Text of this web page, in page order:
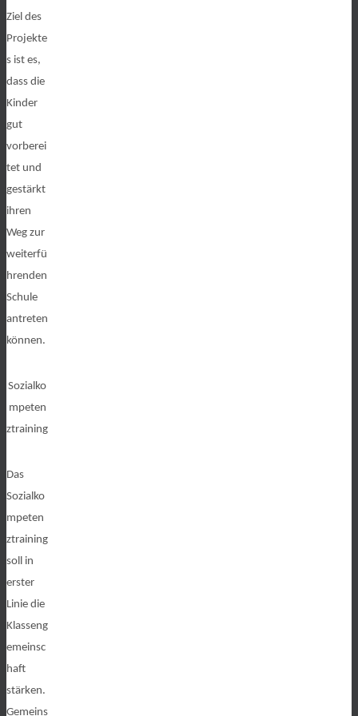
Ziel des
Projekte
s ist es,
dass die
Kinder
gut
vorberei
tet und
gestärkt
ihren
Weg zur
weiterfü
hrenden
Schule
antreten
können.
Sozialko
mpeten
ztraining
Das
Sozialko
mpeten
ztraining
soll in
erster
Linie die
Klasseng
emeinsc
haft
stärken.
Gemeins